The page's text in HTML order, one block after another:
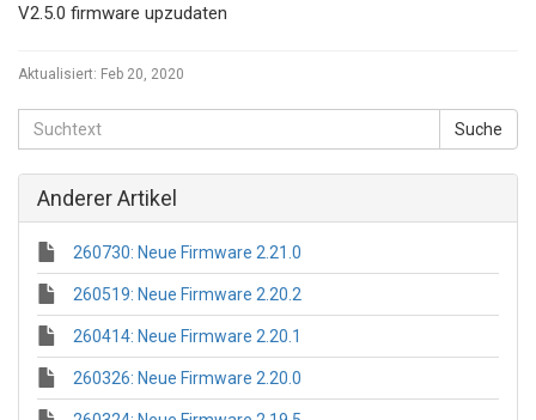
V2.5.0 firmware upzudaten
Aktualisiert: Feb 20, 2020
Anderer Artikel
260730: Neue Firmware 2.21.0
260519: Neue Firmware 2.20.2
260414: Neue Firmware 2.20.1
260326: Neue Firmware 2.20.0